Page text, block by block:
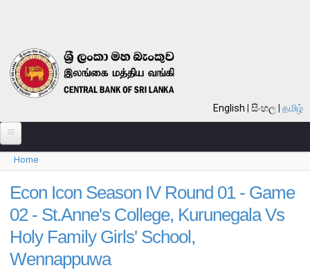
English සිංහල தமிழ்
பற்றி
வங்கி பற்றி
பொது நோக்கு
வங்கியின் வரலாறு
தொலைநோக்கு, பணி, பெறுமானம்
You are here
Home
Econ Icon Season IV Round 01 - Game
02 - St.Anne's College, Kurunegala Vs
Holy Family Girls' School,
Wennappuwa